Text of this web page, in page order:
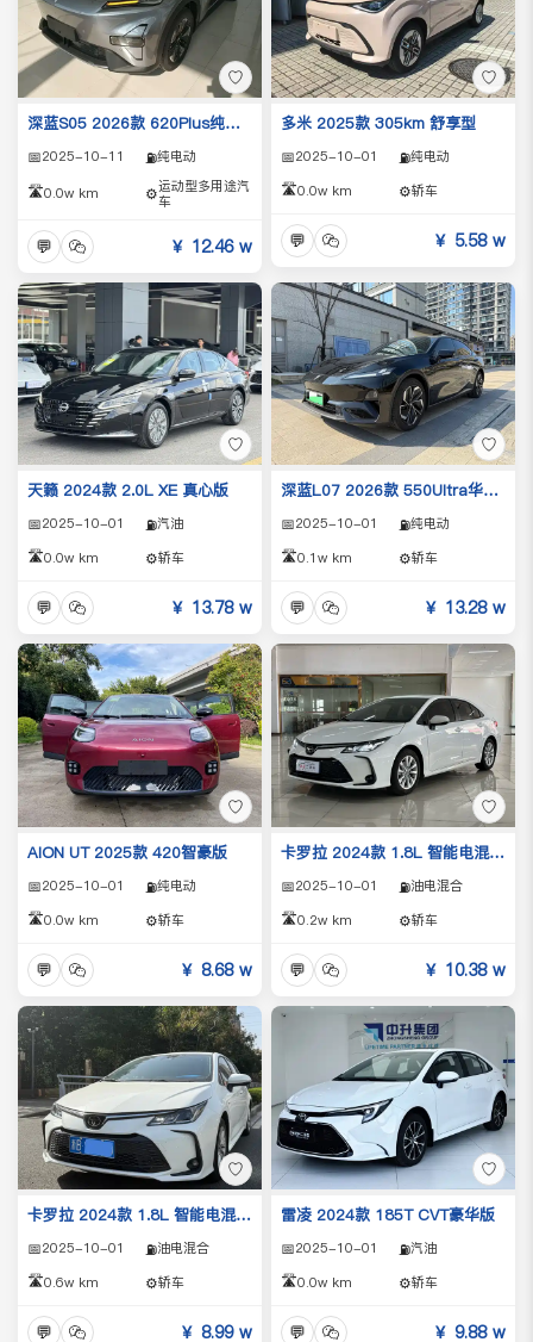
♡
深蓝S05 2026款 620Plus纯电版
📅2025-10-11 ⛽纯电动
🛣️0.0w km ⚙️运动型多用途汽
车
💬 ￥ 12.46 w
♡
多米 2025款 305km 舒享型
📅2025-10-01 ⛽纯电动
🛣️0.0w km ⚙️轿车
💬 ￥ 5.58 w
♡
天籁 2024款 2.0L XE 真心版
📅2025-10-01 ⛽汽油
🛣️0.0w km ⚙️轿车
💬 ￥ 13.78 w
♡
深蓝L07 2026款 550Ultra华为乾崑ADS SE版
📅2025-10-01 ⛽纯电动
🛣️0.1w km ⚙️轿车
💬 ￥ 13.28 w
♡
AION UT 2025款 420智豪版
📅2025-10-01 ⛽纯电动
🛣️0.0w km ⚙️轿车
💬 ￥ 8.68 w
♡
卡罗拉 2024款 1.8L 智能电混双擎 精英版
📅2025-10-01 ⛽油电混合
🛣️0.2w km ⚙️轿车
💬 ￥ 10.38 w
♡
卡罗拉 2024款 1.8L 智能电混双擎 先锋版
📅2025-10-01 ⛽油电混合
🛣️0.6w km ⚙️轿车
💬 ￥ 8.99 w
♡
雷凌 2024款 185T CVT豪华版
📅2025-10-01 ⛽汽油
🛣️0.0w km ⚙️轿车
💬 ￥ 9.88 w